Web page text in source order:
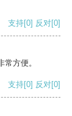
支持[0] 反对[0]
方便。
支持[0] 反对[0]